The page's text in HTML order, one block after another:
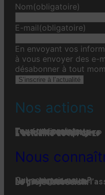
Nom(obligatoire)
E-mail(obligatoire)
En envoyant vos
à vous envoyer des e-
désabonner à tout
S’inscrire à l’actualité
Nos actions
Tous nos projets
Les établissements
Toute l’actualité
L'actualité associative
L’actualité des projets
L’actualité de la FGPEP
Nous
Qui-sommes-nous ?
Notre histoire
Notre organisation
La gouvernance de
Le projet associatif